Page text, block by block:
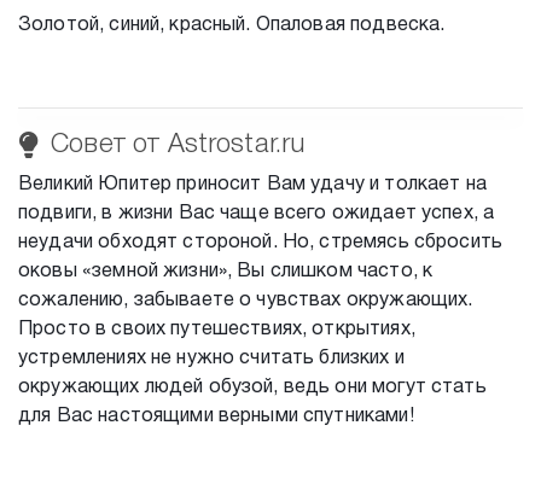
Золотой, синий, красный. Опаловая подвеска.
Совет от Astrostar.ru
Великий Юпитер приносит Вам удачу и толкает на
подвиги, в жизни Вас чаще всего ожидает успех, а
неудачи обходят стороной. Но, стремясь сбросить
оковы «земной жизни», Вы слишком часто, к
сожалению, забываете о чувствах окружающих.
Просто в своих путешествиях, открытиях,
устремлениях не нужно считать близких и
окружающих людей обузой, ведь они могут стать
для Вас настоящими верными спутниками!